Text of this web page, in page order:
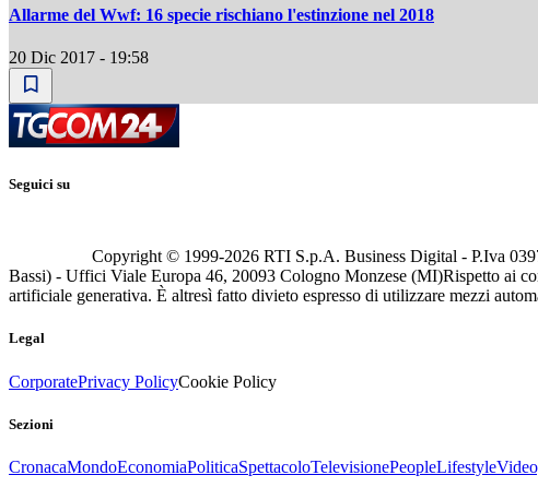
Allarme del Wwf: 16 specie rischiano l'estinzione nel 2018
20 Dic 2017 - 19:58
Seguici su
Copyright © 1999-2026 RTI S.p.A. Business Digital - P.Iva
Bassi) - Uffici Viale Europa 46, 20093 Cologno Monzese (MI)Rispetto ai
artificiale generativa. È altresì fatto divieto espresso di utilizzare mezzi
Legal
CorporatePrivacy PolicyCookie Policy
Sezioni
CronacaMondoEconomiaPoliticaSpettacoloTelevisionePeopleLifestyle